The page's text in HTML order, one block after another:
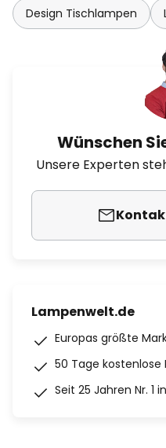
Design Tischlampen
Wünschen
Unsere Experten
Lampenwelt.de
Europas größte
50 Tage kostenlose
Seit 25 Jahren Nr. 1